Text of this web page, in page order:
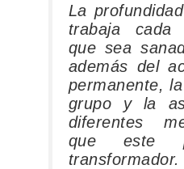
La
trabaja cada
que sea
además del
permanente,
grupo y la
diferentes
que este
transformador.